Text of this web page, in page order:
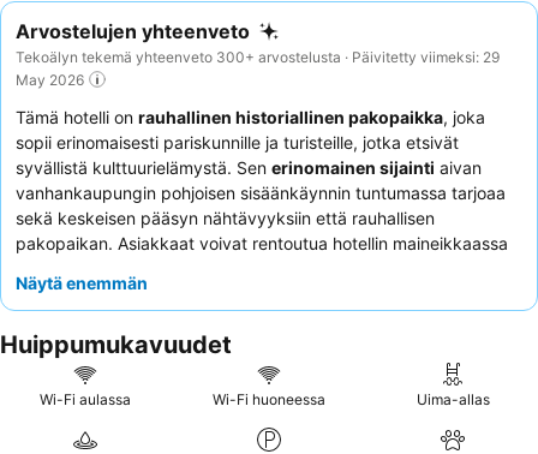
Arvostelujen yhteenveto
Tekoälyn tekemä yhteenveto 300+ arvostelusta · Päivitetty viimeksi: 29
May 2026
Tämä hotelli on rauhallinen historiallinen pakopaikka, joka
sopii erinomaisesti pariskunnille ja turisteille, jotka etsivät
syvällistä kulttuurielämystä. Sen erinomainen sijainti aivan
vanhankaupungin pohjoisen sisäänkäynnin tuntumassa tarjoaa
sekä keskeisen pääsyn nähtävyyksiin että rauhallisen
pakopaikan. Asiakkaat voivat rentoutua hotellin maineikkaassa
henkilökunnanpoikkeuksellinen palvelu
saavat jatkuvasti paljon kiitosta. Todella ainutlaatuista oleskelua
varten harkitse huoneen pyytämistä
vertaansa vailla olevan mukavuuden takaamiseksi.
Näytä enemmän
Huippumukavuudet
Wi-Fi aulassa Wi-Fi huoneessa Uima-allas